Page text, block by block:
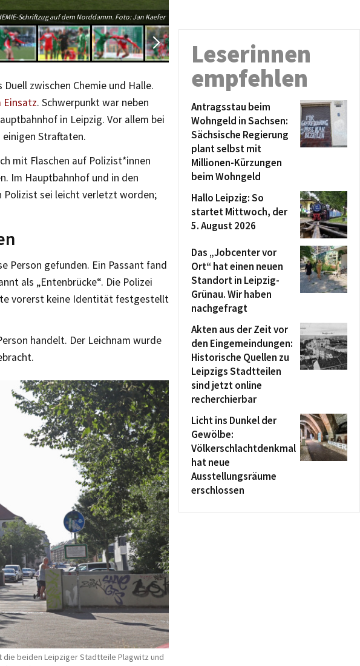
Schriftzug auf dem Norddamm. Foto: Jan Kaefer
zwischen Chemie und Halle.
Einsatz. Schwerpunkt war neben
in Leipzig. Vor allem bei
einigen Straftaten.
mit Flaschen auf Polizist*innen
Im Hauptbahnhof und in den
Polizist sei leicht verletzt worden;
Person gefunden. Ein Passant fand
als „Entenbrücke“. Die Polizei
vorerst keine Identität festgestellt
handelt. Der Leichnam wurde
die beiden Leipziger Stadtteile Plagwitz und
Leserinnen
empfehlen
Antragsstau beim
Wohngeld in Sachsen:
Sächsische Regierung
plant selbst mit
Millionen-Kürzungen
beim Wohngeld
Hallo Leipzig: So
startet Mittwoch, der
5. August 2026
Das „Jobcenter vor
Ort“ hat einen neuen
Standort in Leipzig-
Grünau. Wir haben
nachgefragt
Akten aus der Zeit vor
den Eingemeindungen:
Historische Quellen zu
Leipzigs Stadtteilen
sind jetzt online
recherchierbar
Licht ins Dunkel der
Gewölbe:
Völkerschlachtdenkmal
hat neue
Ausstellungsräume
erschlossen